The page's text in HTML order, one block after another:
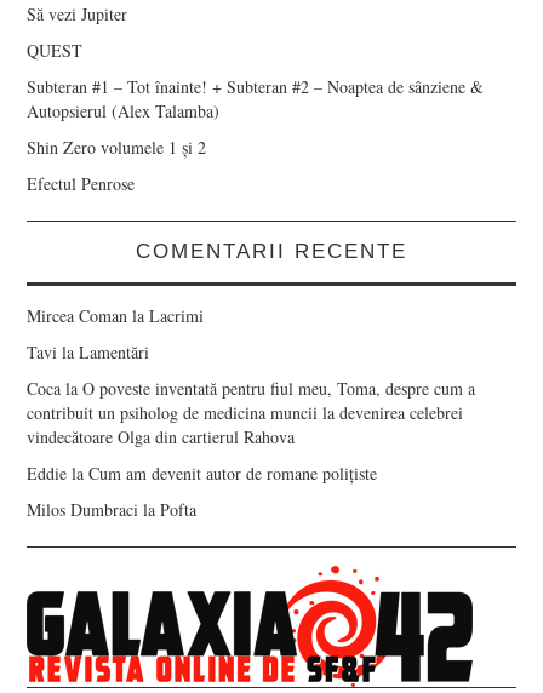
Să vezi Jupiter
QUEST
Subteran #1 – Tot înainte! + Subteran #2 – Noaptea de sânziene &
Autopsierul (Alex Talamba)
Shin Zero volumele 1 și 2
Efectul Penrose
COMENTARII RECENTE
Mircea Coman laLacrimi
Tavi laLamentări
Coca laO poveste inventată pentru fiul meu, Toma, despre cum a
contribuit un psiholog de medicina muncii la devenirea celebrei
vindecătoare Olga din cartierul Rahova
Eddie laCum am devenit autor de romane polițiste
Milos Dumbraci laPofta